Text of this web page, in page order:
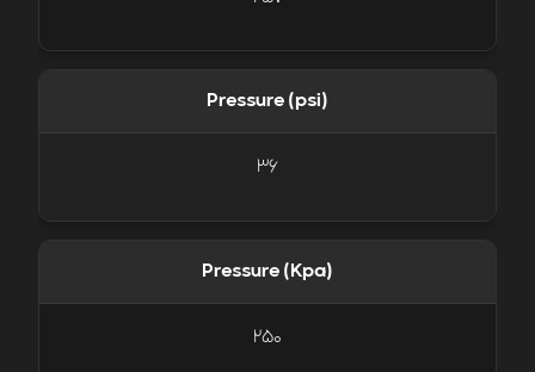
Pressure (psi)
36
Pressure (Kpa)
250